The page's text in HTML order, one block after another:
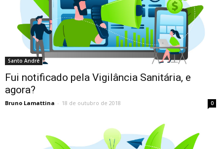
Santo André
Fui notificado pela Vigilância Sanitária, e
agora?
Bruno Lamattina - 18 de outubro de 2018 0